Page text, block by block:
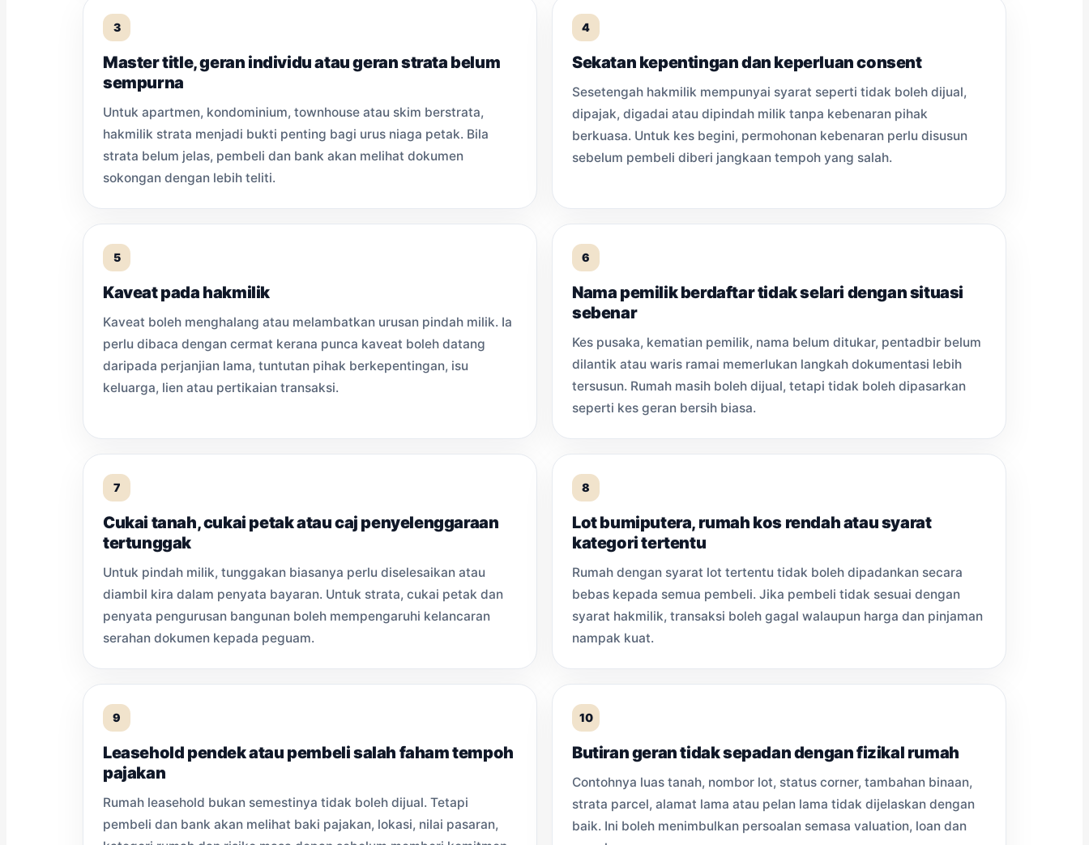
3
Master title, geran individu atau geran strata belum
sempurna
Untuk apartmen, kondominium, townhouse atau skim berstrata,
hakmilik strata menjadi bukti penting bagi urus niaga petak. Bila
strata belum jelas, pembeli dan bank akan melihat dokumen
sokongan dengan lebih teliti.
4
Sekatan kepentingan dan keperluan consent
Sesetengah hakmilik mempunyai syarat seperti tidak boleh dijual,
dipajak, digadai atau dipindah milik tanpa kebenaran pihak
berkuasa. Untuk kes begini, permohonan kebenaran perlu disusun
sebelum pembeli diberi jangkaan tempoh yang salah.
5
Kaveat pada hakmilik
Kaveat boleh menghalang atau melambatkan urusan pindah milik. Ia
perlu dibaca dengan cermat kerana punca kaveat boleh datang
daripada perjanjian lama, tuntutan pihak berkepentingan, isu
keluarga, lien atau pertikaian transaksi.
6
Nama pemilik berdaftar tidak selari dengan situasi
sebenar
Kes pusaka, kematian pemilik, nama belum ditukar, pentadbir belum
dilantik atau waris ramai memerlukan langkah dokumentasi lebih
tersusun. Rumah masih boleh dijual, tetapi tidak boleh dipasarkan
seperti kes geran bersih biasa.
7
Cukai tanah, cukai petak atau caj penyelenggaraan
tertunggak
Untuk pindah milik, tunggakan biasanya perlu diselesaikan atau
diambil kira dalam penyata bayaran. Untuk strata, cukai petak dan
penyata pengurusan bangunan boleh mempengaruhi kelancaran
serahan dokumen kepada peguam.
8
Lot bumiputera, rumah kos rendah atau syarat
kategori tertentu
Rumah dengan syarat lot tertentu tidak boleh dipadankan secara
bebas kepada semua pembeli. Jika pembeli tidak sesuai dengan
syarat hakmilik, transaksi boleh gagal walaupun harga dan pinjaman
nampak kuat.
9
Leasehold pendek atau pembeli salah faham tempoh
pajakan
Rumah leasehold bukan semestinya tidak boleh dijual. Tetapi
pembeli dan bank akan melihat baki pajakan, lokasi, nilai pasaran,
10
Butiran geran tidak sepadan dengan fizikal rumah
Contohnya luas tanah, nombor lot, status corner, tambahan binaan,
strata parcel, alamat lama atau pelan lama tidak dijelaskan dengan
baik. Ini boleh menimbulkan persoalan semasa valuation, loan dan